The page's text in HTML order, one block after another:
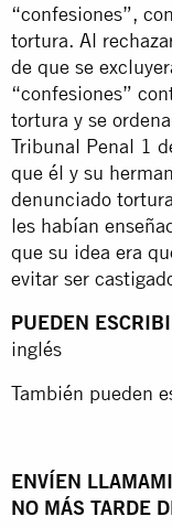
“confesiones”,
tortura. Al
de que se
“confesiones”
tortura y se
Tribunal Penal 1
que él y su
denunciado
les habían
que su idea era
evitar ser
PUEDEN
inglés
También pueden
ENVÍEN
NO MÁS TARDE